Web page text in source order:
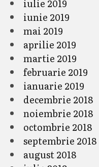
iulie 2019
iunie 2019
mai 2019
aprilie 2019
martie 2019
februarie 2019
ianuarie 2019
decembrie 2018
noiembrie 2018
octombrie 2018
septembrie 2018
august 2018